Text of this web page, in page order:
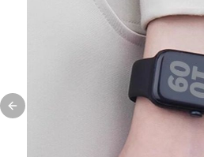
Previous slide